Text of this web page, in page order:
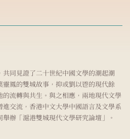
同見證了二十世紀中國文學的潮起潮
鳳的雙城故事，抑或劉以鬯的現代餘
流轉與共生。與之相應，兩地現代文學
交流，香港中文大學中國語言及文學系
辦「滬港雙城現代文學研究論壇」。